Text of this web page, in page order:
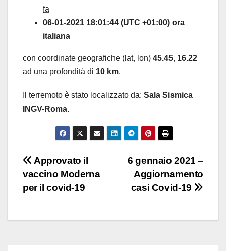
fa
06-01-2021 18:01:44 (UTC +01:00) ora
italiana
con coordinate geografiche (lat, lon) 45.45, 16.22
ad una profondità di 10 km.
Il terremoto è stato localizzato da: Sala Sismica
INGV-Roma.
Navigazione
articoli
6 gennaio 2021 –
Aggiornamento
casi Covid-19
Approvato il
vaccino Moderna
per il covid-19